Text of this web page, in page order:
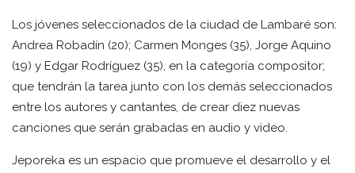
Los jóvenes seleccionados de la ciudad de Lambaré son:
Andrea Robadín (20); Carmen Monges (35), Jorge Aquino
(19) y Edgar Rodríguez (35), en la categoría compositor;
que tendrán la tarea junto con los demás seleccionados
entre los autores y cantantes, de crear diez nuevas
canciones que serán grabadas en audio y video.
Jeporeka es un espacio que promueve el desarrollo y el